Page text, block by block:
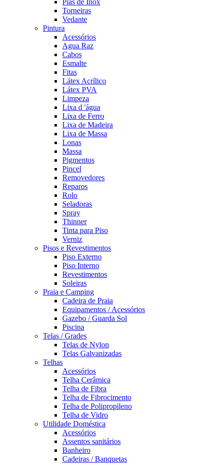
Torneiras
Vedante
Pintura
Acessórios
Agua Raz
Cabos
Esmalte
Fitas
Látex Acrílico
Látex PVA
Limpeza
Lixa d 'água
Lixa de Ferro
Lixa de Madeira
Lixa de Massa
Lonas
Massa
Pigmentos
Pincel
Removedores
Reparos
Rolo
Seladoras
Spray
Thinner
Tinta para Piso
Verniz
Pisos e Revestimentos
Piso Externo
Piso Interno
Revestimentos
Soleiras
Praia e Camping
Cadeira de Praia
Equipamentos / Acessórios
Gazebo / Guarda Sol
Piscina
Telas / Grades
Telas de Nylon
Telas Galvanizadas
Telhas
Acessórios
Telha Cerâmica
Telha de Fibra
Telha de Fibrocimento
Telha de Polipropileno
Telha de Vidro
Utilidade Doméstica
Acessórios
Assentos sanitários
Banheiro
Cadeiras / Banquetas